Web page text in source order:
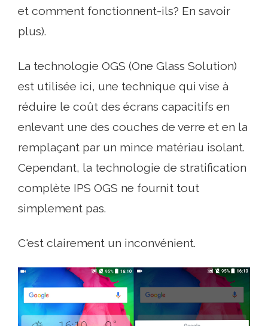
et comment fonctionnent-ils? En savoir
plus).
La technologie OGS (One Glass Solution)
est utilisée ici, une technique qui vise à
réduire le coût des écrans capacitifs en
enlevant une des couches de verre et en la
remplaçant par un mince matériau isolant.
Cependant, la technologie de stratification
complète IPS OGS ne fournit tout
simplement pas.
C'est clairement un inconvénient.